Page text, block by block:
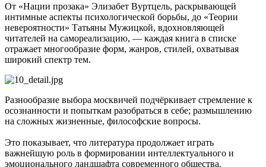
От «Нации прозака» Элизабет Вуртцель, раскрывающей
интимные аспекты психологической борьбы, до «Теории
невероятности» Татьяны Мужицкой, вдохновляющей
читателей на самореализацию, — каждая книга в списке
отражает многообразие форм, жанров, стилей, охватывая
широкий спектр тем.
Разнообразие выбора москвичей подчёркивает стремление к
осознанности и попыткам разобраться в себе; размышлению
на сложных жизненные, философские вопросы.
Это показывает, что литература продолжает играть
важнейшую роль в формировании интеллектуального и
эмоционального ландшафта современного общества.